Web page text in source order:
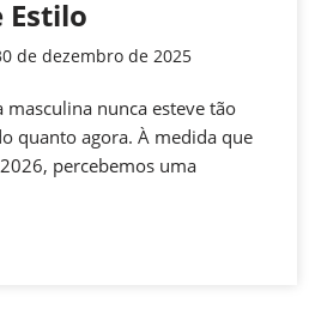
de dezembro de 2025
masculina nunca esteve tão
quanto agora. À medida que
percebemos uma